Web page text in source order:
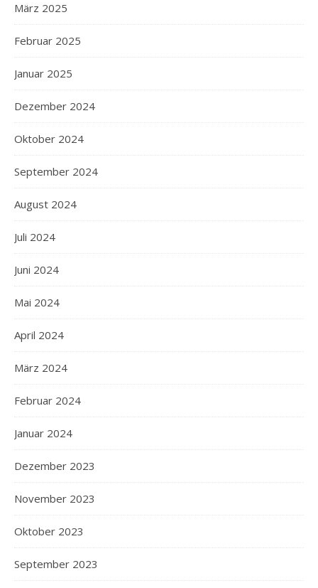
März 2025
Februar 2025
Januar 2025
Dezember 2024
Oktober 2024
September 2024
August 2024
Juli 2024
Juni 2024
Mai 2024
April 2024
März 2024
Februar 2024
Januar 2024
Dezember 2023
November 2023
Oktober 2023
September 2023